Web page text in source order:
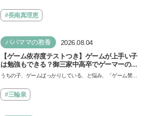
できると子どもに知ってほしい
ザ…#長南真理恵
パパママの教養 2026.08.04
【ゲーム依存度テストつき】ゲームが上手い子
は勉強もできる？御三家中高卒でゲーマーの医
師・阿部智史さんが教えるゲームしながら受験
うちの子、ゲームばっかりしている、と悩み、「ゲーム禁
も…#三輪泉